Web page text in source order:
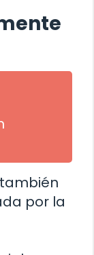
por la